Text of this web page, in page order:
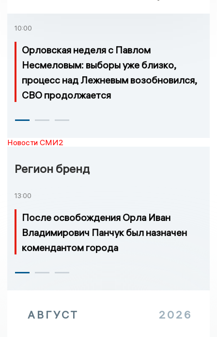
10:00
Орловская неделя с Павлом
Несмеловым: выборы уже близко,
процесс над Лежневым возобновился,
СВО продолжается
Новости СМИ2
Регион бренд
13:00
После освобождения Орла Иван
Владимирович Панчук был назначен
комендантом города
АВГУСТ 2026